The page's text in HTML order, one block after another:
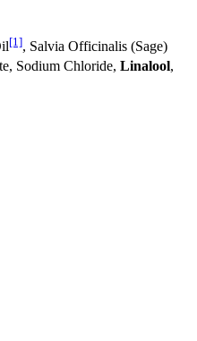
[1], Salvia Officinalis (Sage)
Sodium Chloride, Linalool,